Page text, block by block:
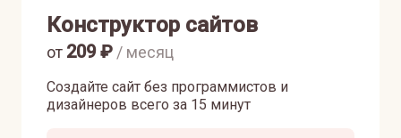
Конструктор сайтов
Создайте сайт без программистов и
дизайнеров всего за 15 минут
от 209₽ / месяц